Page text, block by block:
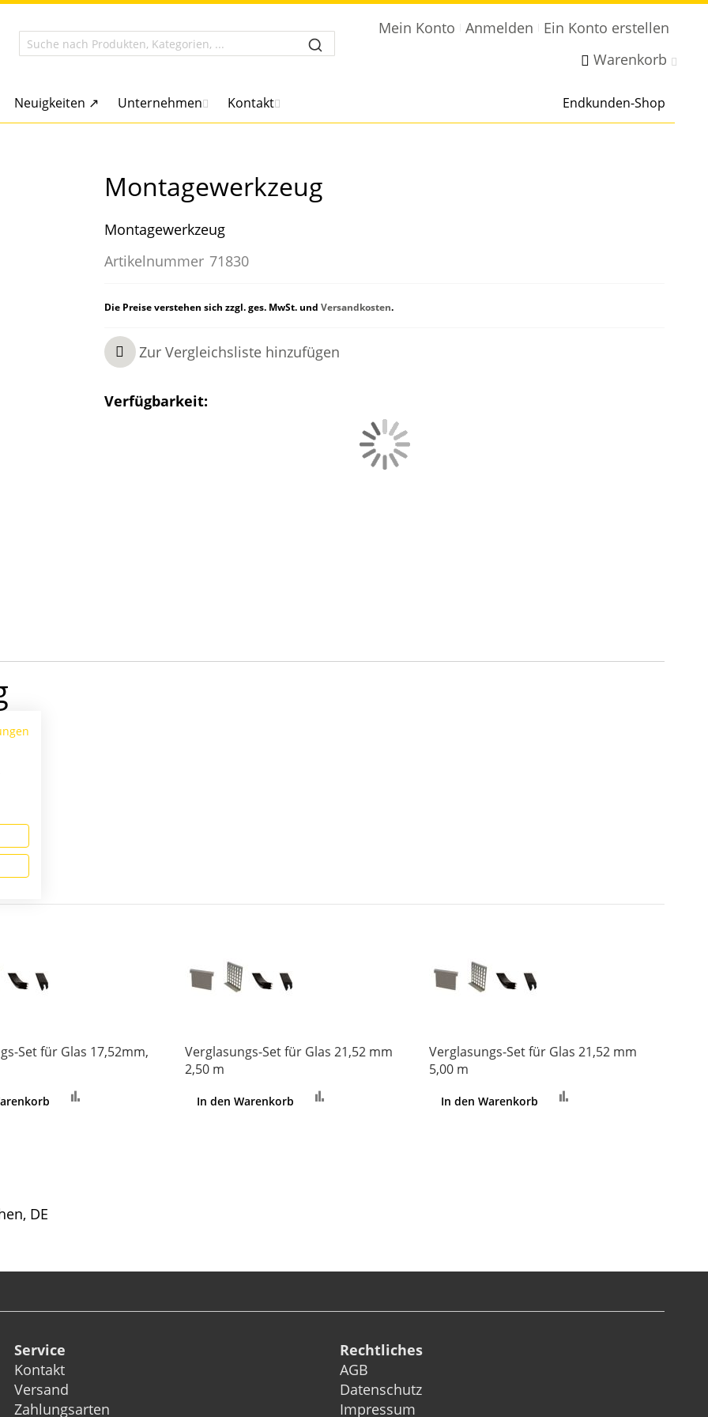
Mein Konto Anmelden
Ein Konto erstellen
Warenkorb
Neuigkeiten ↗ Unternehmen Kontakt Endkunden-Shop
Montagewerkzeug
Montagewerkzeug
Artikelnummer 71830
Die Preise verstehen sich zzgl. ges. MwSt. und Versandkosten.
Zur Vergleichsliste hinzufügen
Verfügbarkeit:
Set für Glas 17,52mm,
Verglasungs-Set für Glas 21,52 mm
2,50 m
In den Warenkorb
Verglasungs-Set für Glas 21,52 mm
5,00 m
In den Warenkorb
DE
Service
Kontakt
Versand
Zahlungsarten
Rechtliches
AGB
Datenschutz
Impressum